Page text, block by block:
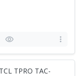
TPRO TAC-